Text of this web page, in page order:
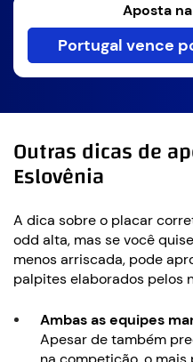
Aposta
Portugal vence
Outras dicas de
Eslovênia
A dica sobre o placar
odd alta, mas se você
menos arriscada, pode
palpites elaborados pelos
Ambas as equipes
Apesar de também